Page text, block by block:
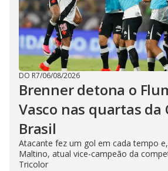
DO R7/06/08/2026
Brenner detona o
Vasco nas quartas da
Brasil
Atacante fez um gol em cada tempo
Maltino, atual vice-campeão da
Tricolor